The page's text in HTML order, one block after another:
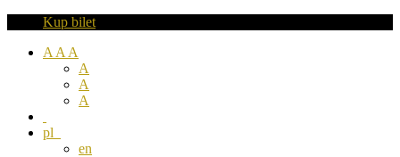
Kup bilet
A A A
A
A
A
pl
en